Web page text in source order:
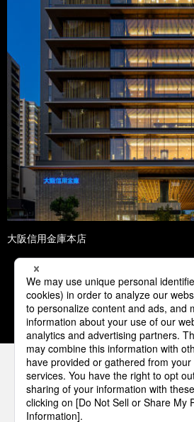
大阪信用金庫本店
1 2 3 4
パナソニックの電気設備